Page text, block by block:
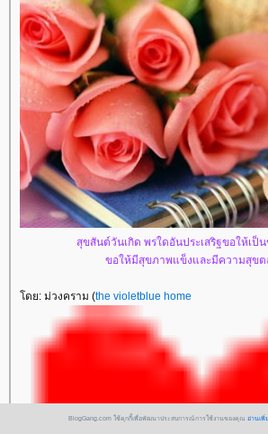
สุขสันต์วันเกิด พรใดอันประเสริฐขอให้เป็
ขอให้มีสุขภาพแข็งและมีความสุขต
ดย: ม่วงคราม (the violetblue home
BlogGang.com ใช้คุกกี้เพื่อพัฒนาประสบการณ์การใช้งานของคุณ อ่านเพิ่